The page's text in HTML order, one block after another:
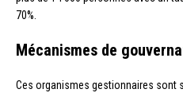
70%.
Mécanismes de
Ces organismes gestionnaires sont